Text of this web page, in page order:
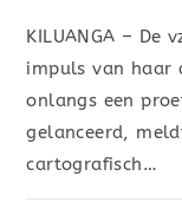
KILUANGA – De
impuls van haar
onlangs een
gelanceerd,
cartografisch…